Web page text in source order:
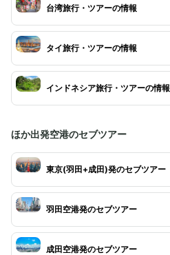
台湾旅行・ツアーの情報
タイ旅行・ツアーの情報
インドネシア旅行・ツアーの情報
ほか出発空港のセブツアー
東京(羽田+成田)発のセブツアー
羽田空港発のセブツアー
成田空港発のセブツアー